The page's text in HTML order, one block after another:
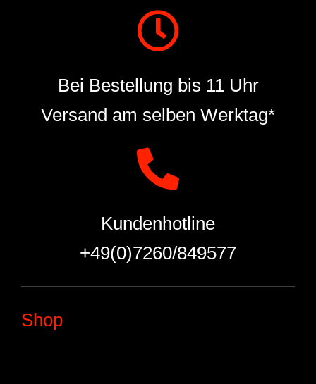
Bei Bestellung bis 11 Uhr
Versand am selben Werktag*
Kundenhotline
+49(0)7260/849577
Shop